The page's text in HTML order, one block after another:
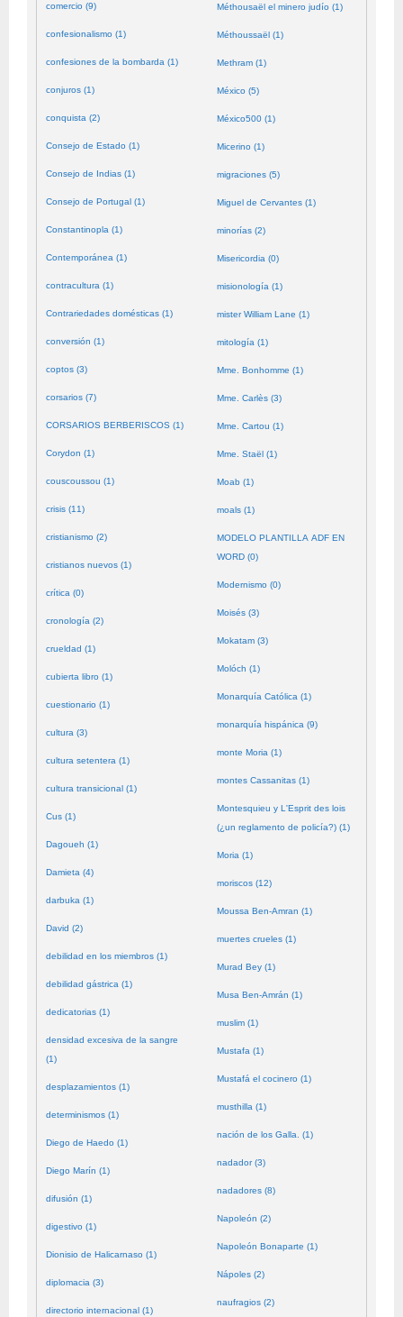
comercio (9)
confesionalismo (1)
confesiones de la bombarda (1)
conjuros (1)
conquista (2)
Consejo de Estado (1)
Consejo de Indias (1)
Consejo de Portugal (1)
Constantinopla (1)
Contemporánea (1)
contracultura (1)
Contrariedades domésticas (1)
conversión (1)
coptos (3)
corsarios (7)
CORSARIOS BERBERISCOS (1)
Corydon (1)
couscoussou (1)
crisis (11)
cristianismo (2)
cristianos nuevos (1)
crítica (0)
cronología (2)
crueldad (1)
cubierta libro (1)
cuestionario (1)
cultura (3)
cultura setentera (1)
cultura transicional (1)
Cus (1)
Dagoueh (1)
Damieta (4)
darbuka (1)
David (2)
debilidad en los miembros (1)
debilidad gástrica (1)
dedicatorias (1)
densidad excesiva de la sangre
(1)
desplazamientos (1)
determinismos (1)
Diego de Haedo (1)
Diego Marín (1)
difusión (1)
digestivo (1)
Dionisio de Halicarnaso (1)
diplomacia (3)
directorio internacional (1)
Méthousaël el minero judío (1)
Méthoussaël (1)
Methram (1)
México (5)
México500 (1)
Micerino (1)
migraciones (5)
Miguel de Cervantes (1)
minorías (2)
Misericordia (0)
misionología (1)
mister William Lane (1)
mitología (1)
Mme. Bonhomme (1)
Mme. Carlès (3)
Mme. Cartou (1)
Mme. Staël (1)
Moab (1)
moals (1)
MODELO PLANTILLA ADF EN
WORD (0)
Modernismo (0)
Moisés (3)
Mokatam (3)
Molóch (1)
Monarquía Católica (1)
monarquía hispánica (9)
monte Moria (1)
montes Cassanitas (1)
Montesquieu y L'Esprit des lois
(¿un reglamento de policía?) (1)
Moria (1)
moriscos (12)
Moussa Ben-Amran (1)
muertes crueles (1)
Murad Bey (1)
Musa Ben-Amrán (1)
muslim (1)
Mustafa (1)
Mustafá el cocinero (1)
musthilla (1)
nación de los Galla. (1)
nadador (3)
nadadores (8)
Napoleón (2)
Napoleón Bonaparte (1)
Nápoles (2)
naufragios (2)